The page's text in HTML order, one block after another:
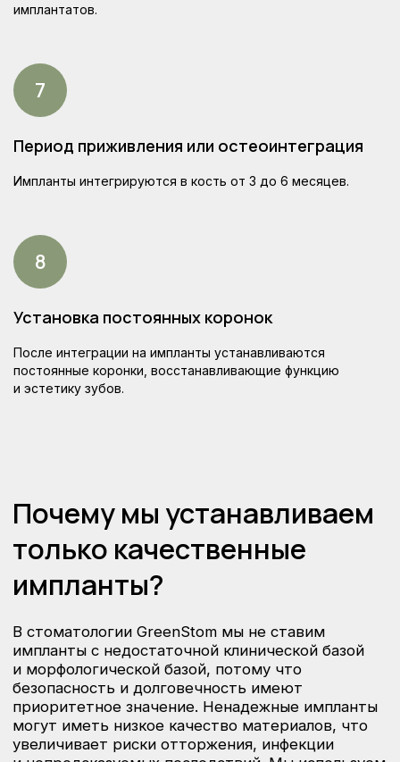
имплантатов.
Период приживления или остеоинтеграция
Импланты интегрируются в кость от 3 до 6 месяцев.
Установка постоянных коронок
После интеграции на импланты устанавливаются
постоянные коронки, восстанавливающие функцию
и эстетику зубов.
по имплантации All on 4/6
Наши работы